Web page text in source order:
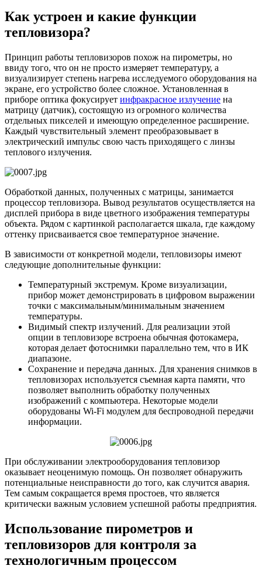
Как устроен и какие функции
тепловизора?
Принцип работы тепловизоров похож на пирометры, но
ввиду того, что он не просто измеряет температуру, а
визуализирует степень нагрева исследуемого оборудования на
экране, его устройство более сложное. Установленная в
приборе оптика фокусирует инфракрасное излучение на
матрицу (датчик), состоящую из огромного количества
отдельных пикселей и имеющую определенное расширение.
Каждый чувствительный элемент преобразовывает в
электрический импульс свою часть приходящего с линзы
теплового излучения.
Обработкой данных, полученных с матрицы, занимается
процессор тепловизора. Вывод результатов осуществляется на
дисплей прибора в виде цветного изображения температуры
объекта. Рядом с картинкой располагается шкала, где каждому
оттенку присваивается свое температурное значение.
В зависимости от конкретной модели, тепловизоры имеют
следующие дополнительные функции:
Температурный экстремум. Кроме визуализации,
прибор может демонстрировать в цифровом выражении
точки с максимальным/минимальным значением
температуры.
Видимый спектр излучений. Для реализации этой
опции в тепловизоре встроена обычная фотокамера,
которая делает фотоснимки параллельно тем, что в ИК
диапазоне.
Сохранение и передача данных. Для хранения снимков в
тепловизорах используется съемная карта памяти, что
позволяет выполнить обработку полученных
изображений с компьютера. Некоторые модели
оборудованы Wi-Fi модулем для беспроводной передачи
информации.
При обслуживании электрооборудования тепловизор
оказывает неоценимую помощь. Он позволяет обнаружить
потенциальные неисправности до того, как случится авария.
Тем самым сокращается время простоев, что является
критически важным условием успешной работы предприятия.
Использование пирометров и
тепловизоров для контроля за
технологичным процессом